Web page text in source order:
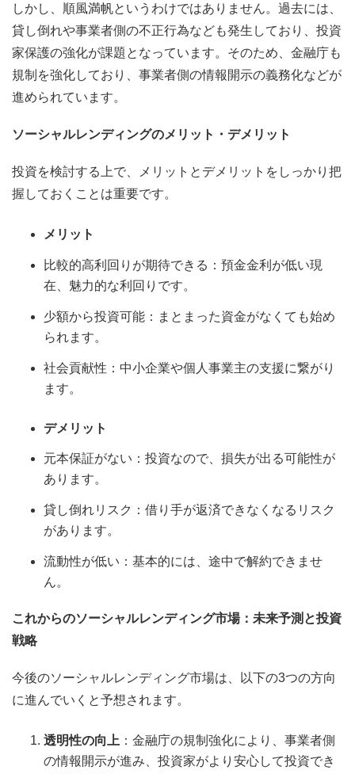
しかし、順風満帆というわけではありません。過去には、
貸し倒れや事業者側の不正行為なども発生しており、投資
家保護の強化が課題となっています。そのため、金融庁も
規制を強化しており、事業者側の情報開示の義務化などが
進められています。
ソーシャルレンディングのメリット・デメリット
投資を検討する上で、メリットとデメリットをしっかり把
握しておくことは重要です。
メリット
比較的高利回りが期待できる：預金金利が低い現
在、魅力的な利回りです。
少額から投資可能：まとまった資金がなくても始め
られます。
社会貢献性：中小企業や個人事業主の支援に繋がり
ます。
デメリット
元本保証がない：投資なので、損失が出る可能性が
あります。
貸し倒れリスク：借り手が返済できなくなるリスク
があります。
流動性が低い：基本的には、途中で解約できませ
ん。
これからのソーシャルレンディング市場：未来予測と投資
戦略
今後のソーシャルレンディング市場は、以下の3つの方向
に進んでいくと予想されます。
透明性の向上 ：金融庁の規制強化により、事業者側
の情報開示が進み、投資家がより安心して投資でき